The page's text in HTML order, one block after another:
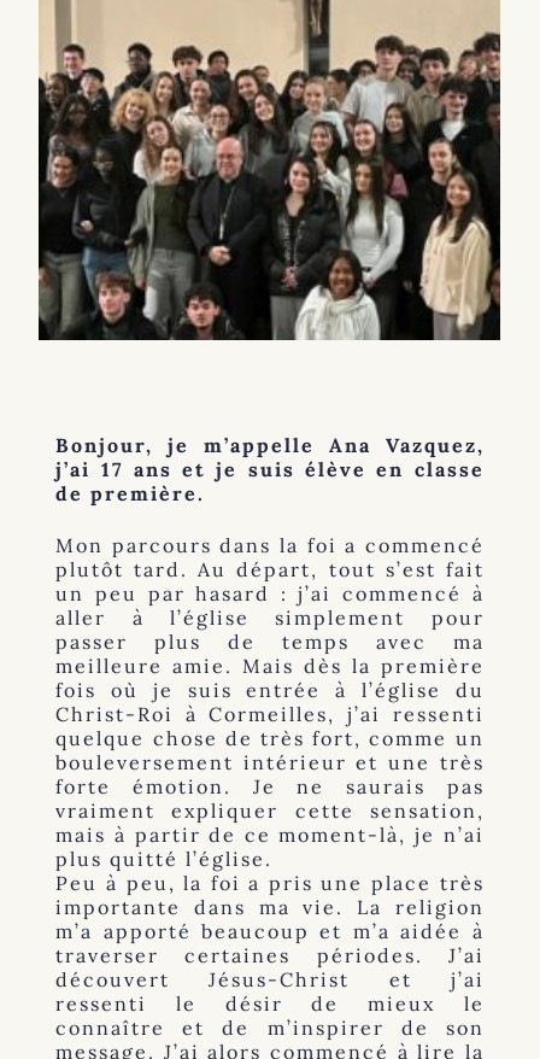
Bonjour, je m’appelle Ana Vazquez,
j’ai 17 ans et je suis élève en classe
de première.
Mon parcours dans la foi a commencé
plutôt tard. Au départ, tout s’est fait
un peu par hasard : j’ai commencé à
aller à l’église simplement pour
passer plus de temps avec ma
meilleure amie. Mais dès la première
fois où je suis entrée à l’église du
Christ-Roi à Cormeilles, j’ai ressenti
quelque chose de très fort, comme un
bouleversement intérieur et une très
forte émotion. Je ne saurais pas
vraiment expliquer cette sensation,
mais à partir de ce moment-là, je n’ai
plus quitté l’église.
Peu à peu, la foi a pris une place très
importante dans ma vie. La religion
m’a apporté beaucoup et m’a aidée à
traverser certaines périodes. J’ai
découvert Jésus-Christ et j’ai
ressenti le désir de mieux le
connaître et de m’inspirer de son
message. J’ai alors commencé à lire la